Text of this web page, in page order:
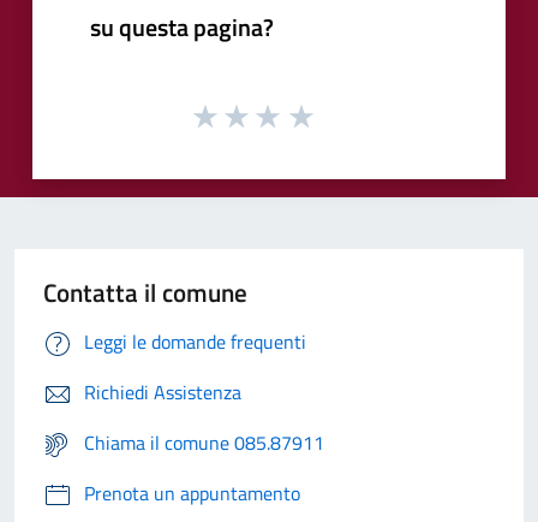
su questa pagina?
Contatta il comune
Leggi le domande frequenti
Richiedi Assistenza
Chiama il comune 085.87911
Prenota un appuntamento